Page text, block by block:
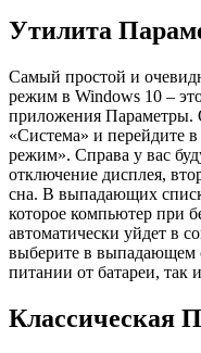
Утилита
Самый простой и
режим в Windows 10 –
приложения Параметры.
«Система» и перейдите
режим». Справа у вас
отключение дисплея,
сна. В выпадающих
которое компьютер при
автоматически уйдет в
выберите в выпадающем
питании от батареи, так
Классическая